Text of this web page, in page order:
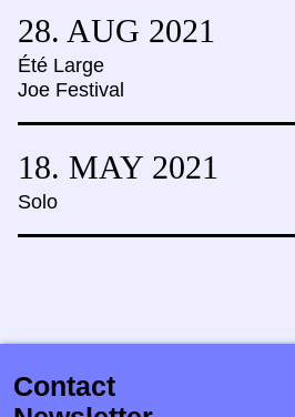
28. AUG 2021
Été Large
Joe Festival
18. MAY 2021
Solo
Contact